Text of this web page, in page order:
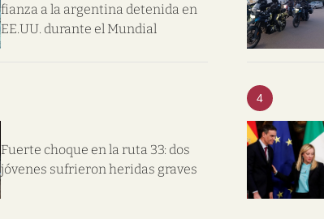
fianza a la argentina detenida en
EE.UU. durante el Mundial
Fuerte choque en la ruta 33: dos
jóvenes sufrieron heridas graves
4